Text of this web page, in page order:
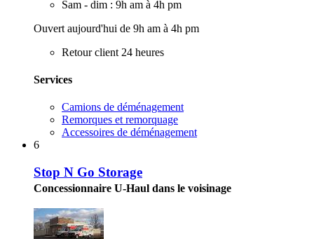
Sam - dim : 9h am à 4h pm
Ouvert aujourd'hui de 9h am à 4h pm
Retour client 24 heures
Services
Camions de déménagement
Remorques et remorquage
Accessoires de déménagement
6
Stop N Go Storage
Concessionnaire U-Haul dans le voisinage